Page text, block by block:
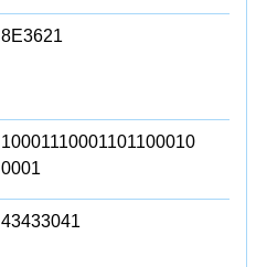
8E3621
10001110001101100010
0001
43433041